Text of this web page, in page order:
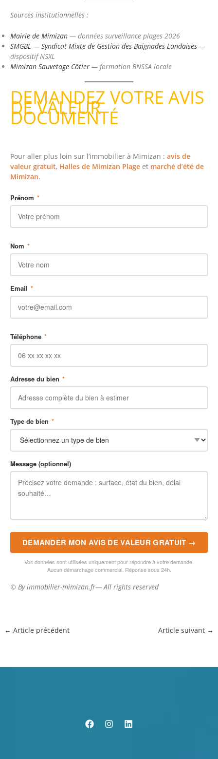
Sources institutionnelles :
Mairie de Mimizan — données surveillance plages 2026
SMGBL — Syndicat Mixte de Gestion des Baignades Landaises —
dispositif NSXL
Mimizan Sauvetage Côtier — formation BNSSA locale
DEMANDEZ VOTRE AVIS
DE VALEUR
DOCUMENTÉ
Pour aller plus loin sur l’immobilier à Mimizan :avis de
valeur gratuit, Halles de Mimizan Plage et marché d’été de
Mimizan.
Prénom *
Nom *
Email *
Téléphone *
Adresse du bien *
Type de bien *
Message (optionnel)
DEMANDER MON AVIS DE VALEUR GRATUIT →
Vos données sont utilisées uniquement pour répondre à votre demande.
Aucun démarchage commercial. Réponse sous 24h.
© By immobilier-mimizan.fr— All rights reserved
← Article précédent Article suivant →